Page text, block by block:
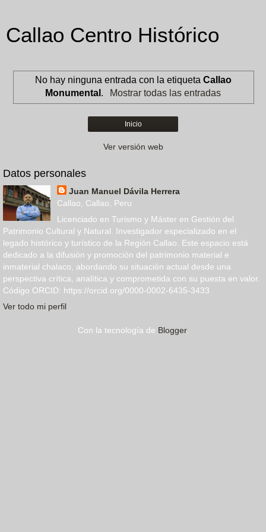
Callao Centro Histórico
No hay ninguna entrada con la etiqueta Callao
Monumental . Mostrar todas las entradas
Inicio
Ver versión web
Datos personales
Juan Manuel Dávila Herrera
Callao, Callao, Peru
Licenciado en Turismo y Máster en Gestión del
Patrimonio Cultural y Natural. Investigador especializado en el
legado histórico y turístico de la Región Callao. Este espacio está
dedicado a la difusión y promoción del patrimonio material e
inmaterial chalaco, abordando su situación actual desde una
perspectiva crítica, analítica y comprometida con su puesta en valor.
Código ORCID: https://orcid.org/0000-0002-6435-3433
Ver todo mi perfil
Con la tecnología de Blogger.